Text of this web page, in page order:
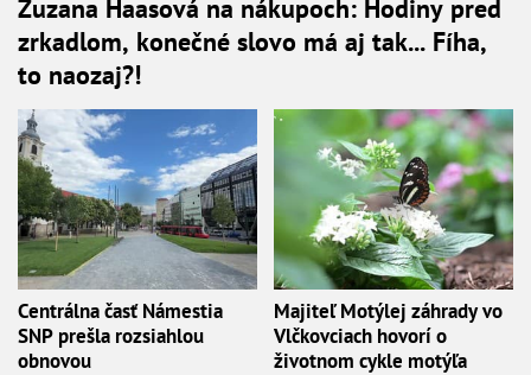
Zuzana Haasová na nákupoch: Hodiny pred
zrkadlom, konečné slovo má aj tak... Fíha,
to naozaj?!
Centrálna časť Námestia
SNP prešla rozsiahlou
obnovou
Majiteľ Motýlej záhrady vo
Vlčkovciach hovorí o
životnom cykle motýľa